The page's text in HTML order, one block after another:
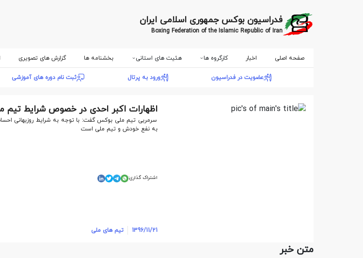
فدراسیون بوکس جمهوری اسلامی ایران
Boxing Federation of the Islamic Republic of Iran
صفحه اصلی اخبار کارگروه ها هئیت های استانی بخشنامه ها گزارش های تصویری
عضویت در فدراسیون ورود به پرتال ثبت نام دوره های آموزشی
اظهارات اکبر احدی در خصوص شرایط تیم
سرمربی تیم ملی بوکس گفت: با توجه به شرایط روزبهانی
به نفع خودش و تیم ملی است
اشتراک گذاری:
1396/11/21 تیم های ملی
متن خبر